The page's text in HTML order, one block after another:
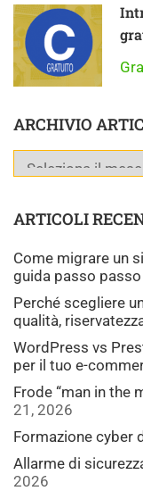
ARCHIVIO
ARTICOLI
Come migrare un
guida passo passo
Perché scegliere
qualità,
WordPress vs
per il tuo e-
Frode “man in the
21, 2026
Formazione cyber
Allarme di
2026